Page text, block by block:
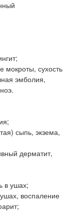
мокроты, сухость
эмболия,
сыпь, экзема,
дерматит,
в ушах;
ушах, воспаление